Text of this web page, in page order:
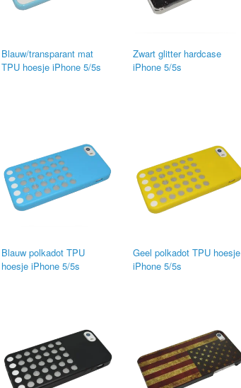
Blauw/transparant mat
TPU hoesje iPhone 5/5s
Zwart glitter hardcase
iPhone 5/5s
Blauw polkadot TPU
hoesje iPhone 5/5s
Geel polkadot TPU hoesje
iPhone 5/5s